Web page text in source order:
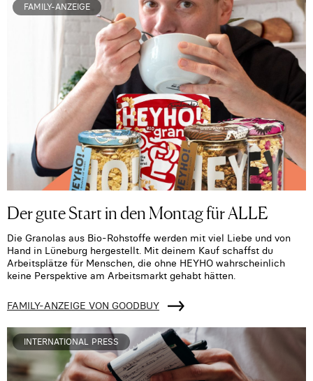
FAMILY-ANZEIGE
Der gute Start in den Montag für ALLE
Die Granolas aus Bio-Rohstoffe werden mit viel Liebe und von
Hand in Lüneburg hergestellt. Mit deinem Kauf schaffst du
Arbeitsplätze für Menschen, die ohne HEYHO wahrscheinlich
keine Perspektive am Arbeitsmarkt gehabt hätten.
FAMILY-ANZEIGE VON GOODBUY
INTERNATIONAL PRESS